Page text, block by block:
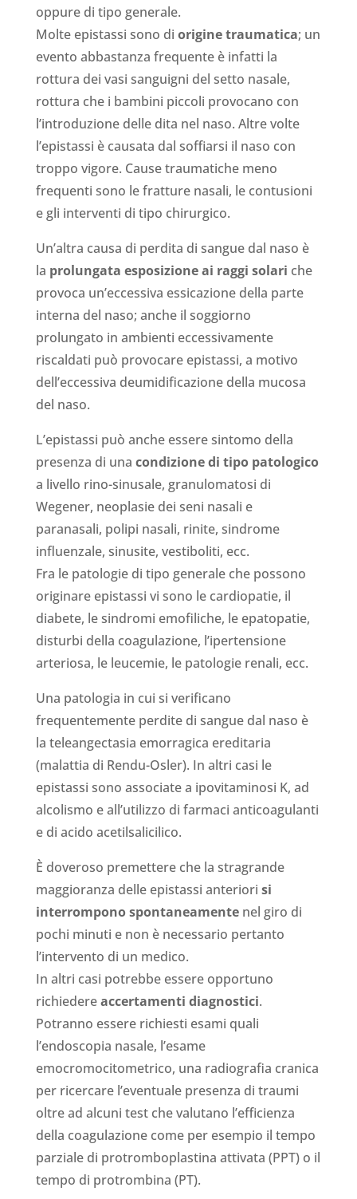
oppure di tipo generale.
Molte epistassi sono di origine traumatica; un
evento abbastanza frequente è infatti la
rottura dei vasi sanguigni del setto nasale,
rottura che i bambini piccoli provocano con
l’introduzione delle dita nel naso. Altre volte
l’epistassi è causata dal soffiarsi il naso con
troppo vigore. Cause traumatiche meno
frequenti sono le fratture nasali, le contusioni
e gli interventi di tipo chirurgico.
Un’altra causa di perdita di sangue dal naso è
la prolungata esposizione ai raggi solari che
provoca un’eccessiva essicazione della parte
interna del naso; anche il soggiorno
prolungato in ambienti eccessivamente
riscaldati può provocare epistassi, a motivo
dell’eccessiva deumidificazione della mucosa
del naso.
L’epistassi può anche essere sintomo della
presenza di una condizione di tipo patologico
a livello rino-sinusale, granulomatosi di
Wegener, neoplasie dei seni nasali e
paranasali, polipi nasali, rinite, sindrome
influenzale, sinusite, vestiboliti, ecc.
Fra le patologie di tipo generale che possono
originare epistassi vi sono le cardiopatie, il
diabete, le sindromi emofiliche, le epatopatie,
disturbi della coagulazione, l’ipertensione
arteriosa, le leucemie, le patologie renali, ecc.
Una patologia in cui si verificano
frequentemente perdite di sangue dal naso è
la teleangectasia emorragica ereditaria
(malattia di Rendu-Osler). In altri casi le
epistassi sono associate a ipovitaminosi K, ad
alcolismo e all’utilizzo di farmaci anticoagulanti
e di acido acetilsalicilico.
È doveroso premettere che la stragrande
maggioranza delle epistassi anteriori si
interrompono spontaneamentenel giro di
pochi minuti e non è necessario pertanto
l’intervento di un medico.
In altri casi potrebbe essere opportuno
richiedereaccertamenti diagnostici.
Potranno essere richiesti esami quali
l’endoscopia nasale, l’esame
emocromocitometrico, una radiografia cranica
per ricercare l’eventuale presenza di traumi
oltre ad alcuni test che valutano l’efficienza
della coagulazione come per esempio il tempo
parziale di protromboplastina attivata (PPT) o il
tempo di protrombina (PT).